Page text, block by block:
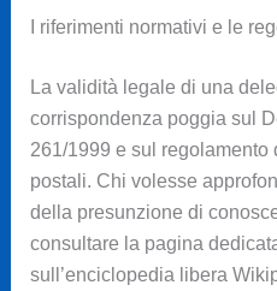
I riferimenti normativi e le
La validità legale di una
corrispondenza poggia sul
261/1999 e sul
postali. Chi volesse
della presunzione di
consultare la pagina
sull’enciclopedia libera